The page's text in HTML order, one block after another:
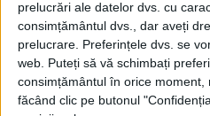
prelucrări ale datelor dvs. cu
consimțământul dvs., dar aveți
prelucrare. Preferințele dvs. se
web. Puteți să vă schimbați
consimțământul în orice moment,
făcând clic pe butonul
păstra” atenția
încercări de a elimina
noastre, cultura,